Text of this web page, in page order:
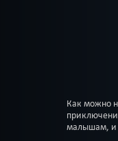
Как можно
малышам, и